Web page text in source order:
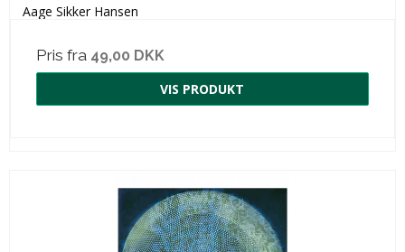
Aage Sikker Hansen
Pris fra 49,00 DKK
VIS PRODUKT